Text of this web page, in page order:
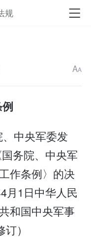
规
AA
、中央军委发
务院、中央军
作条例〉的决
1日中华人民
和国中央军事
）